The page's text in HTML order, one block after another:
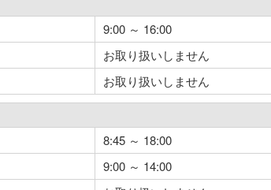
9:00 ～ 16:00
お取り扱いしません
お取り扱いしません
8:45 ～ 18:00
9:00 ～ 14:00